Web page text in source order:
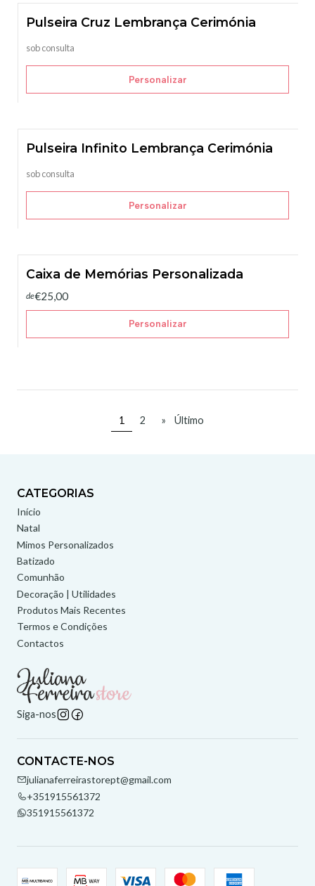
Pulseira Cruz Lembrança Cerimónia
sob consulta
Personalizar
Pulseira Infinito Lembrança Cerimónia
sob consulta
Personalizar
Caixa de Memórias Personalizada
de€25,00
Personalizar
1 2 » Último
CATEGORIAS
Início
Natal
Mimos Personalizados
Batizado
Comunhão
Decoração | Utilidades
Produtos Mais Recentes
Termos e Condições
Contactos
Siga-nos
CONTACTE-NOS
julianaferreirastorept@gmail.com
+351915561372
351915561372